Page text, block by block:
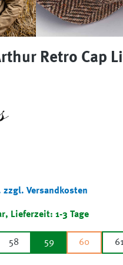
Retro Cap
Versandkosten
Lieferzeit: 1-3 Tage
58 59 60 61